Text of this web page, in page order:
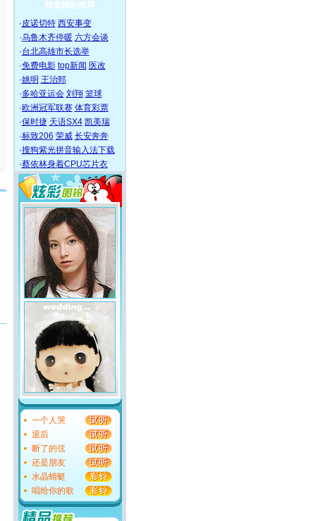
频道精彩推荐
·皮诺切特 西安事变
·乌鲁木齐停暖 六方会谈
·台北高雄市长选举
·免费电影 top新闻 医改
·姚明 王治郅
·多哈亚运会 刘翔 篮球
·欧洲冠军联赛 体育彩票
·保时捷 天语SX4 凯美瑞
·标致206 荣威 长安奔奔
·搜狗紫光拼音输入法下载
·蔡依林身着CPU芯片衣
一个人哭
退后
断了的弦
还是朋友
水晶蜻蜓
唱给你的歌